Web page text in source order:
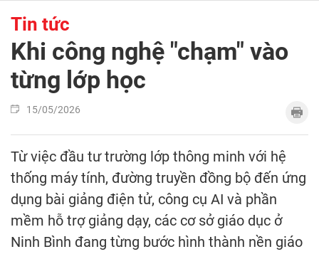
Tin tức
Khi công nghệ "chạm" vào
từng lớp học
15/05/2026
Từ việc đầu tư trường lớp thông minh với hệ
thống máy tính, đường truyền đồng bộ đến ứng
dụng bài giảng điện tử, công cụ AI và phần
mềm hỗ trợ giảng dạy, các cơ sở giáo dục ở
Ninh Bình đang từng bước hình thành nền giáo